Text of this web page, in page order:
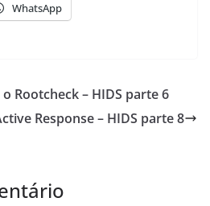
WhatsApp
Rootcheck – HIDS parte 6
Response – HIDS parte 8